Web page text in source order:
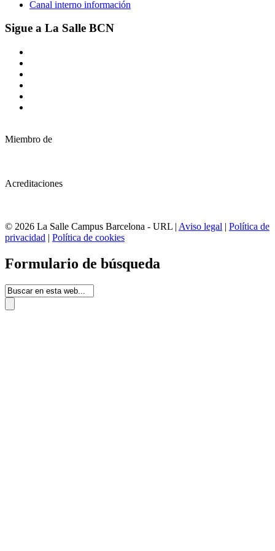
Canal interno información
Sigue a La Salle BCN
Miembro de
Acreditaciones
© 2026 La Salle Campus Barcelona - URL | Aviso legal | Política de
privacidad | Política de cookies
Formulario de búsqueda